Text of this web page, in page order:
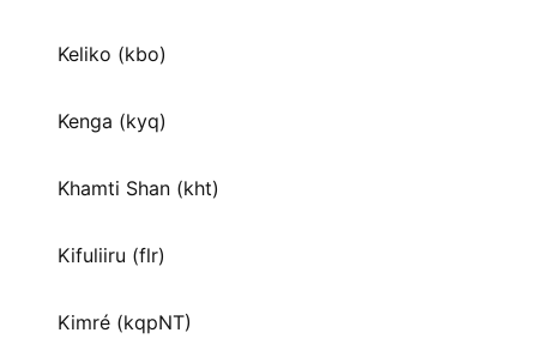
Keliko (kbo)
Kenga (kyq)
Khamti Shan (kht)
Kifuliiru (flr)
Kimré (kqpNT)